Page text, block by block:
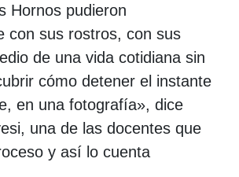
Hornos pudieron
con sus rostros, con sus
de una vida cotidiana sin
cómo detener el instante
en una fotografía», dice
una de las docentes que
y así lo cuenta